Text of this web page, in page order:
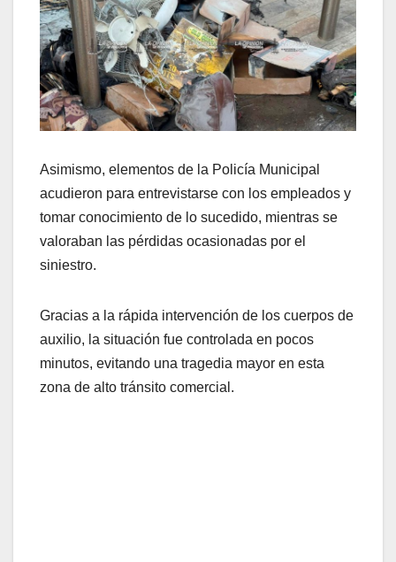
Asimismo, elementos de la Policía Municipal
acudieron para entrevistarse con los empleados y
tomar conocimiento de lo sucedido, mientras se
valoraban las pérdidas ocasionadas por el
siniestro.
Gracias a la rápida intervención de los cuerpos de
auxilio, la situación fue controlada en pocos
minutos, evitando una tragedia mayor en esta
zona de alto tránsito comercial.